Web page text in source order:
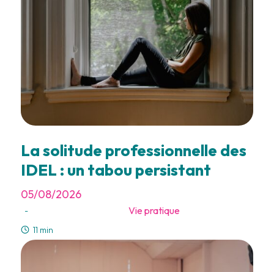
La solitude professionnelle des
IDEL : un tabou persistant
05/08/2026
- Vie pratique
11 min